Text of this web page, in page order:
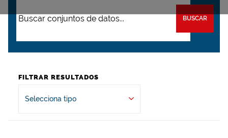
BUSCAR
FILTRAR RESULTADOS
Selecciona tipo